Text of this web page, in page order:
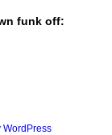
funk off:
WordPress